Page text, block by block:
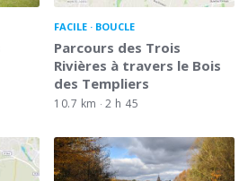
FACILE BOUCLE
Parcours des Trois
Rivières à travers le Bois
des Templiers
10.7 km 2 h 45